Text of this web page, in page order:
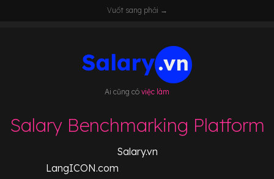
Vuốt sang phải →
Ai cũng có việc làm
Salary Benchmarking Platform
Salary.vn
LangICON.com